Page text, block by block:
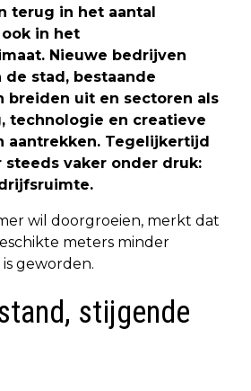
terug in het aantal
in het
Nieuwe bedrijven
stad, bestaande
breiden uit en sectoren als
technologie en creatieve
aantrekken. Tegelijkertijd
steeds vaker onder druk:
wil doorgroeien, merkt dat
meters minder
geworden.
stijgende